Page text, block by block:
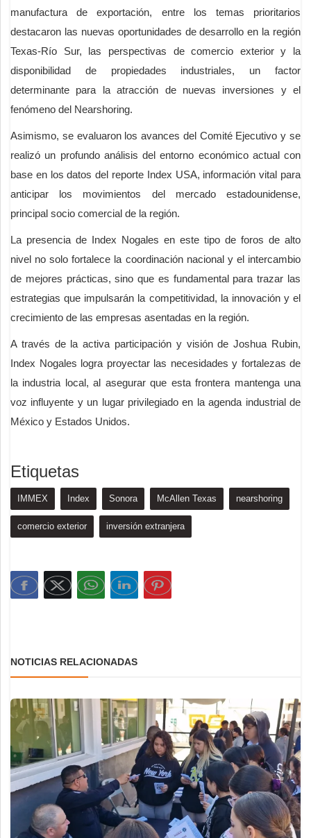
manufactura de exportación, entre los temas prioritarios
destacaron las nuevas oportunidades de desarrollo en la región
Texas-Río Sur, las perspectivas de comercio exterior y la
disponibilidad de propiedades industriales, un factor
determinante para la atracción de nuevas inversiones y el
fenómeno del Nearshoring.
Asimismo, se evaluaron los avances del Comité Ejecutivo y se
realizó un profundo análisis del entorno económico actual con
base en los datos del reporte Index USA, información vital para
anticipar los movimientos del mercado estadounidense,
principal socio comercial de la región.
La presencia de Index Nogales en este tipo de foros de alto
nivel no solo fortalece la coordinación nacional y el intercambio
de mejores prácticas, sino que es fundamental para trazar las
estrategias que impulsarán la competitividad, la innovación y el
crecimiento de las empresas asentadas en la región.
A través de la activa participación y visión de Joshua Rubin,
Index Nogales logra proyectar las necesidades y fortalezas de
la industria local, al asegurar que esta frontera mantenga una
voz influyente y un lugar privilegiado en la agenda industrial de
México y Estados Unidos.
Etiquetas
IMMEX Index Sonora McAllen Texas nearshoring
comercio exterior inversión extranjera
NOTICIAS RELACIONADAS